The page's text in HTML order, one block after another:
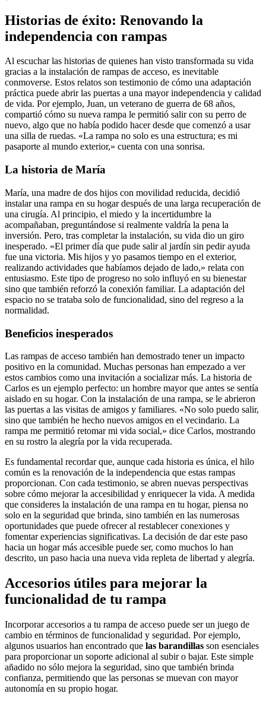
Historias de éxito: Renovando la
independencia con rampas
Al escuchar las historias de quienes han visto transformada su vida
gracias a la instalación de rampas de acceso, es inevitable
conmoverse. Estos relatos son testimonio de cómo una adaptación
práctica puede abrir las puertas a una mayor independencia y calidad
de vida. Por ejemplo, Juan, un veterano de guerra de 68 años,
compartió cómo su nueva rampa le permitió salir con su perro de
nuevo, algo que no había podido hacer desde que comenzó a usar
una silla de ruedas. «La rampa no solo es una estructura; es mi
pasaporte al mundo exterior,» cuenta con una sonrisa.
La historia de María
María, una madre de dos hijos con movilidad reducida, decidió
instalar una rampa en su hogar después de una larga recuperación de
una cirugía. Al principio, el miedo y la incertidumbre la
acompañaban, preguntándose si realmente valdría la pena la
inversión. Pero, tras completar la instalación, su vida dio un giro
inesperado. «El primer día que pude salir al jardín sin pedir ayuda
fue una victoria. Mis hijos y yo pasamos tiempo en el exterior,
realizando actividades que habíamos dejado de lado,» relata con
entusiasmo. Este tipo de progreso no solo influyó en su bienestar
sino que también reforzó la conexión familiar. La adaptación del
espacio no se trataba solo de funcionalidad, sino del regreso a la
normalidad.
Beneficios inesperados
Las rampas de acceso también han demostrado tener un impacto
positivo en la comunidad. Muchas personas han empezado a ver
estos cambios como una invitación a socializar más. La historia de
Carlos es un ejemplo perfecto: un hombre mayor que antes se sentía
aislado en su hogar. Con la instalación de una rampa, se le abrieron
las puertas a las visitas de amigos y familiares. «No solo puedo salir,
sino que también he hecho nuevos amigos en el vecindario. La
rampa me permitió retomar mi vida social,» dice Carlos, mostrando
en su rostro la alegría por la vida recuperada.
Es fundamental recordar que, aunque cada historia es única, el hilo
común es la renovación de la independencia que estas rampas
proporcionan. Con cada testimonio, se abren nuevas perspectivas
sobre cómo mejorar la accesibilidad y enriquecer la vida. A medida
que consideres la instalación de una rampa en tu hogar, piensa no
solo en la seguridad que brinda, sino también en las numerosas
oportunidades que puede ofrecer al restablecer conexiones y
fomentar experiencias significativas. La decisión de dar este paso
hacia un hogar más accesible puede ser, como muchos lo han
descrito, un paso hacia una nueva vida repleta de libertad y alegría.
Accesorios útiles para mejorar la
funcionalidad de tu rampa
Incorporar accesorios a tu rampa de acceso puede ser un juego de
cambio en términos de funcionalidad y seguridad. Por ejemplo,
algunos usuarios han encontrado que las barandillas son esenciales
para proporcionar un soporte adicional al subir o bajar. Este simple
añadido no sólo mejora la seguridad, sino que también brinda
confianza, permitiendo que las personas se muevan con mayor
autonomía en su propio hogar.